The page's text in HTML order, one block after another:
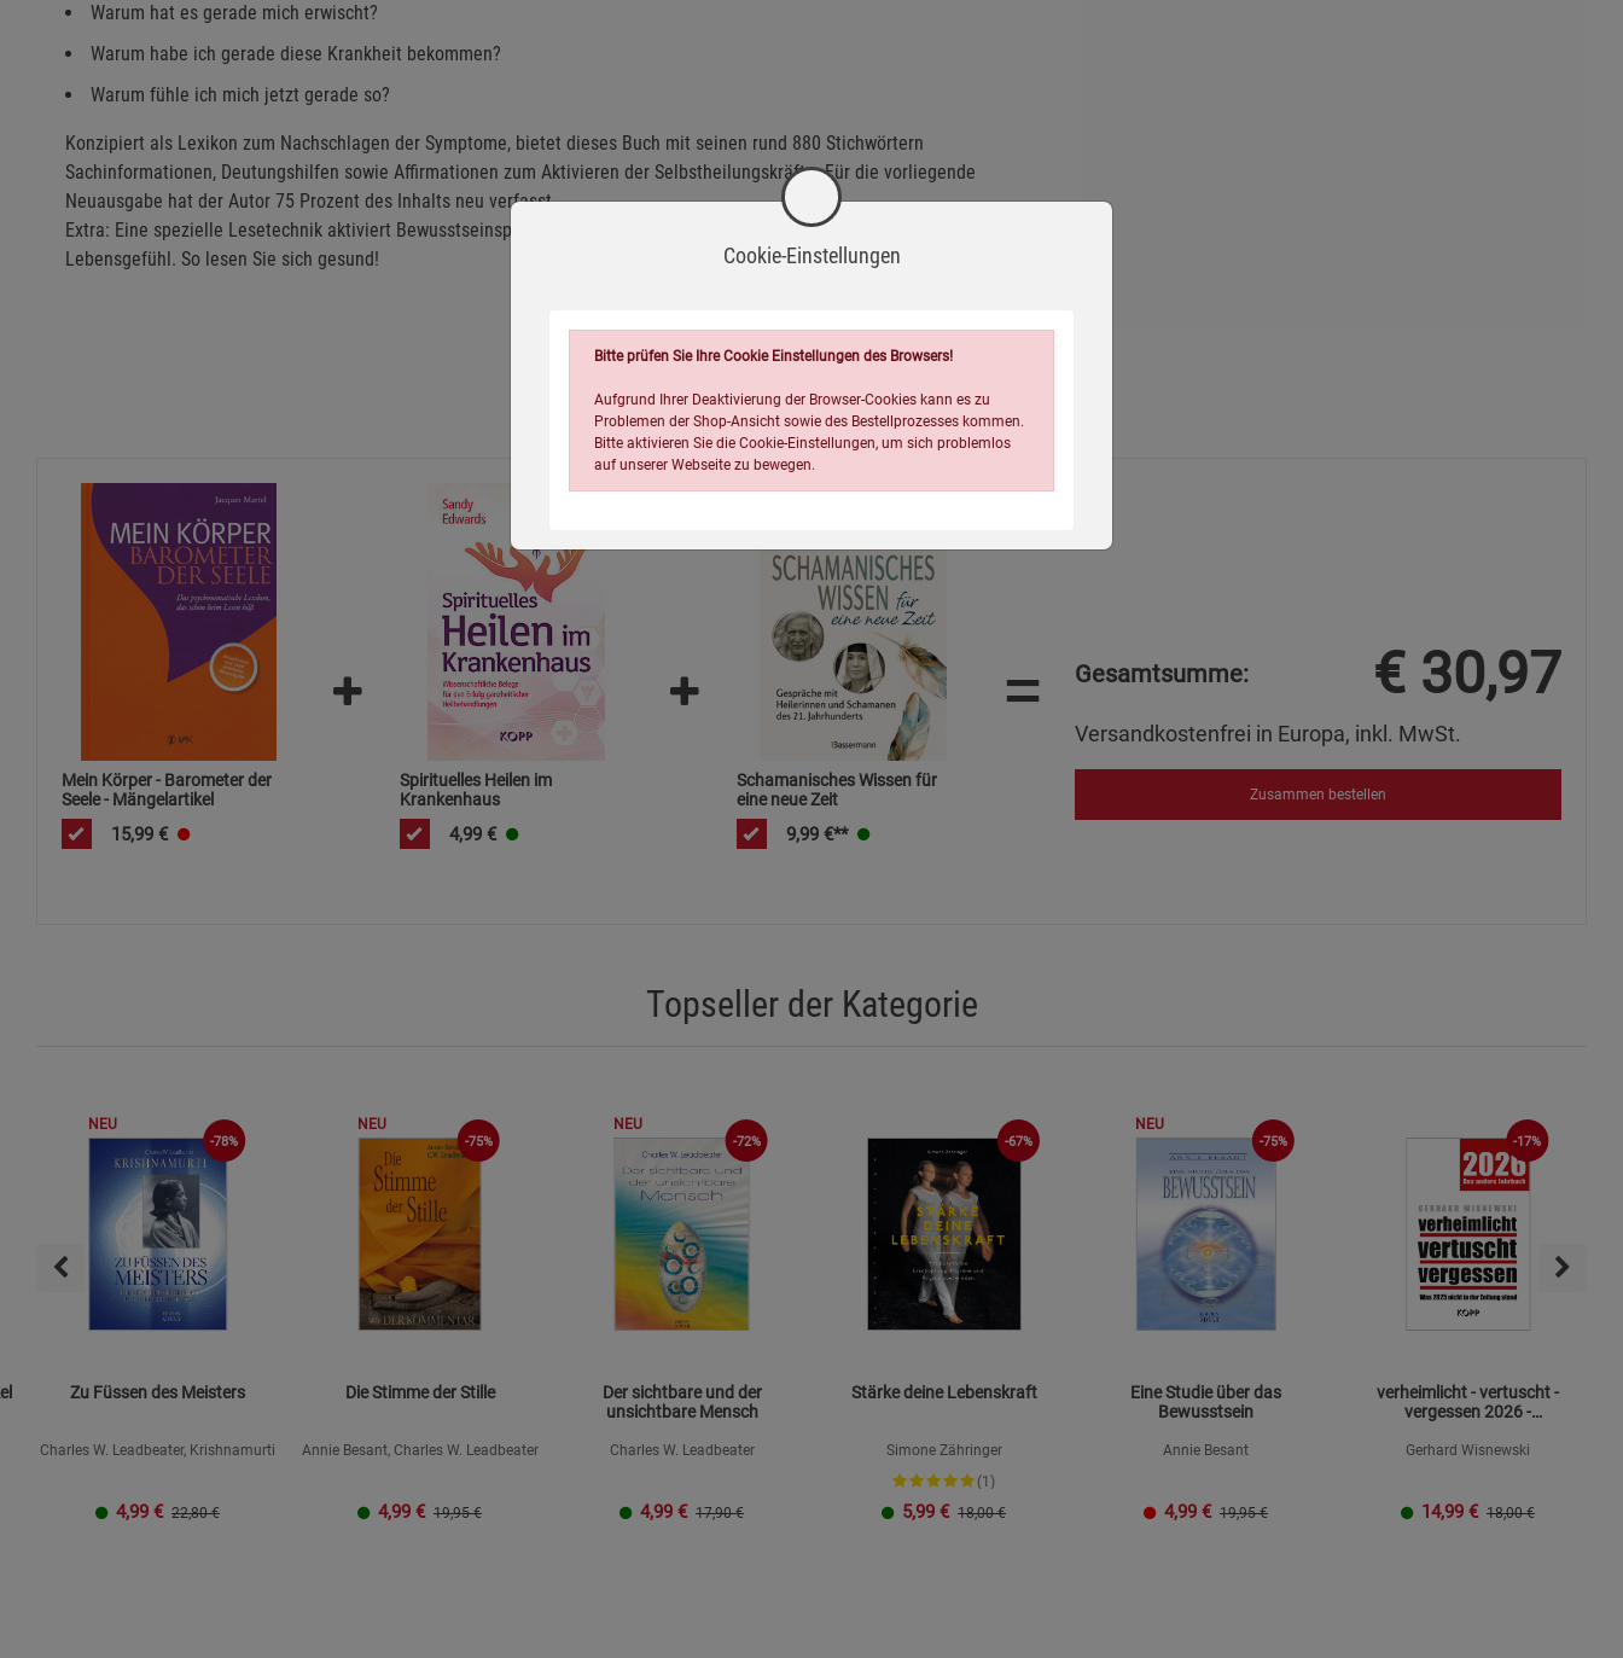
Warum hat es gerade mich erwischt?
Warum habe ich gerade diese Krankheit bekommen?
Warum fühle ich mich jetzt gerade so?
Konzipiert als Lexikon zum Nachschlagen der Symptome, bietet dieses Buch mit seinen rund 880 Stichwörtern
Sachinformationen, Deutungshilfen sowie Affirmationen zum Aktivieren der Selbstheilungskräfte. Für die vorliegende
Neuausgabe hat der Autor 75 Prozent des Inhalts neu verfasst.
Extra: Eine spezielle Lesetechnik aktiviert Bewusstseinsprozesse und stellt die inneren Weichen um - auf ein positives
Lebensgefühl. So lesen Sie sich gesund!
Wird oft zusammen bestellt:
Mein Körper - Barometer der
Seele - Mängelartikel
15,99 €
Spirituelles Heilen im
Krankenhaus
4,99 €
Schamanisches Wissen für
eine neue Zeit
9,99 €**
= Gesamtsumme: € 30,97
Versandkostenfrei in Europa, inkl. MwSt.
Zusammen bestellen
Topseller der Kategorie
NEU
-78%
Zu Füssen des Meisters
Charles W. Leadbeater, Krishnamurti
4,99 € 22,80 €
NEU
-75%
Die Stimme der Stille
Annie Besant, Charles W. Leadbeater
4,99 € 19,95 €
NEU
-72%
Der sichtbare und der
unsichtbare Mensch
Charles W. Leadbeater
4,99 € 17,90 €
-67%
Stärke deine Lebenskraft
Simone Zähringer
(1)
5,99 € 18,00 €
NEU
-75%
Eine Studie über das
Bewusstsein
Annie Besant
4,99 € 19,95 €
-17%
verheimlicht - vertuscht -
vergessen 2026 -
Gerhard Wisnewski
14,99 € 18,00 €
Cookie-Einstellungen
Bitte prüfen Sie Ihre Cookie Einstellungen des Browsers!
Aufgrund Ihrer Deaktivierung der Browser-Cookies kann es zu
Problemen der Shop-Ansicht sowie des Bestellprozesses kommen.
Bitte aktivieren Sie die Cookie-Einstellungen, um sich problemlos
auf unserer Webseite zu bewegen.
Einstellungen speichern für die GruppeEinstellungen speichern für die Gruppe
Zurück
Einstellungen speichern für die Gruppe
Einwilligung nicht erteilen
Notwendige Cookies (5)
Beschreibung Notwendige Cookies
Cookie-Informationen anzeigen
Cookie-Informationen
Marketing Cookies (3)
Beschreibung Marketing Cookies
Cookie-Informationen anzeigen
Datenschutzerklärung